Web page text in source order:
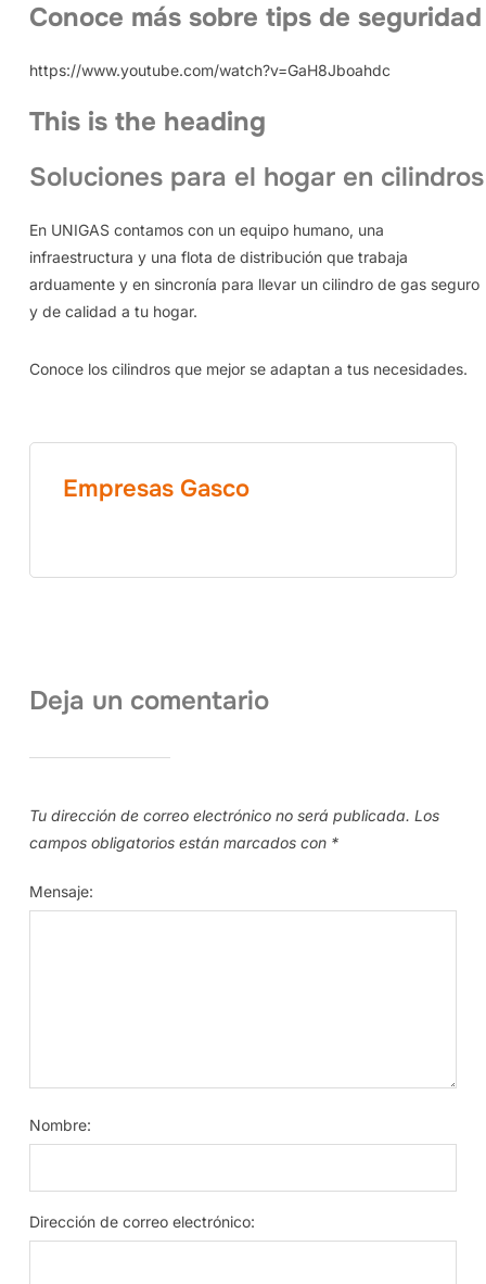
Conoce más sobre tips de seguridad
https://www.youtube.com/watch?v=GaH8Jboahdc
This is the heading
Soluciones para el hogar en cilindros
En UNIGAS contamos con un equipo humano, una
infraestructura y una flota de distribución que trabaja
arduamente y en sincronía para llevar un cilindro de gas seguro
y de calidad a tu hogar.
Conoce los cilindros que mejor se adaptan a tus necesidades.
Empresas Gasco
Deja un comentario
Tu dirección de correo electrónico no será publicada. Los
campos obligatorios están marcados con *
Mensaje:
Nombre:
Dirección de correo electrónico: